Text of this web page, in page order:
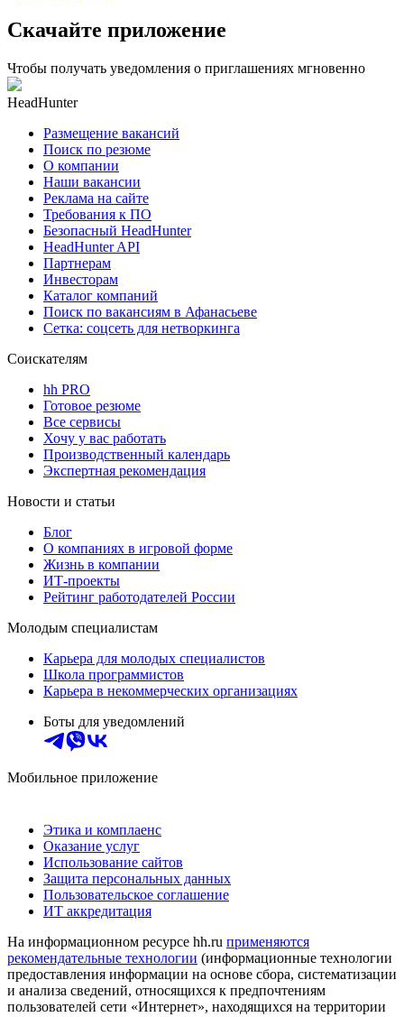
Скачайте приложение
Чтобы получать уведомления о приглашениях мгновенно
HeadHunter
Размещение вакансий
Поиск по резюме
О компании
Наши вакансии
Реклама на сайте
Требования к ПО
Безопасный HeadHunter
HeadHunter API
Партнерам
Инвесторам
Каталог компаний
Поиск по вакансиям в Афанасьеве
Сетка: соцсеть для нетворкинга
Соискателям
hh PRO
Готовое резюме
Все сервисы
Хочу у вас работать
Производственный календарь
Экспертная рекомендация
Новости и статьи
Блог
О компаниях в игровой форме
Жизнь в компании
ИТ-проекты
Рейтинг работодателей России
Молодым специалистам
Карьера для молодых специалистов
Школа программистов
Карьера в некоммерческих организациях
Боты для уведомлений
Мобильное приложение
Этика и комплаенс
Оказание услуг
Использование сайтов
Защита персональных данных
Пользовательское соглашение
ИТ аккредитация
На информационном ресурсе hh.ru применяются
рекомендательные технологии (информационные технологии
предоставления информации на основе сбора, систематизации
и анализа сведений, относящихся к предпочтениям
пользователей сети «Интернет», находящихся на территории